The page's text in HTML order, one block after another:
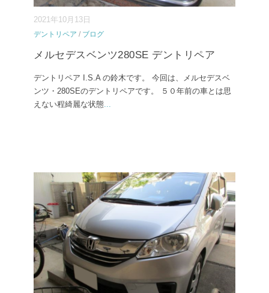
2021年10月13日
デントリペア / ブログ
メルセデスベンツ280SE デントリペア
デントリペア I.S.A の鈴木です。 今回は、メルセデスベ
ンツ・280SEのデントリペアです。 ５０年前の車とは思
えない程綺麗な状態...